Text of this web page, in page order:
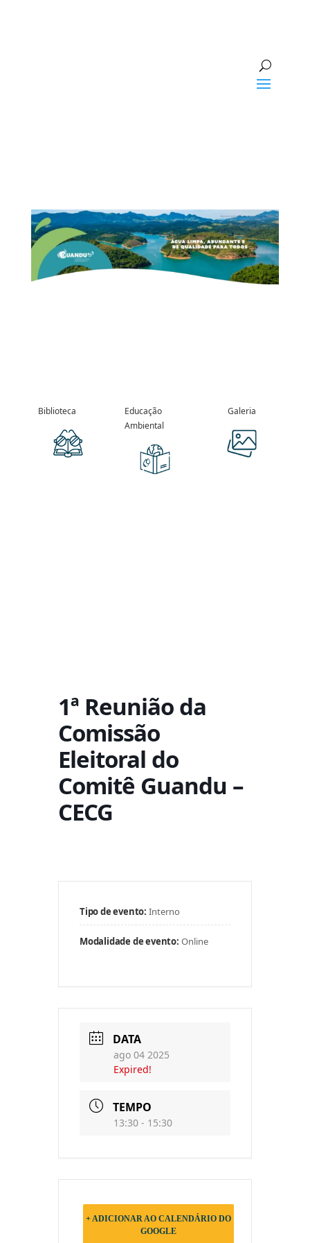
Biblioteca
Educação
Ambiental
Galeria
1ª Reunião da
Comissão
Eleitoral do
Comitê Guandu –
CECG
Tipo de evento: Interno
Modalidade de evento: Online
DATA
ago 04 2025
Expired!
TEMPO
13:30 - 15:30
+ ADICIONAR AO CALENDÁRIO DO
GOOGLE